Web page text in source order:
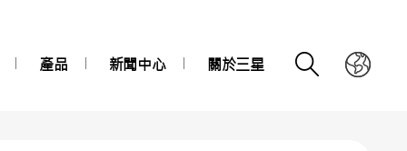
產品 新聞中心 關於三星